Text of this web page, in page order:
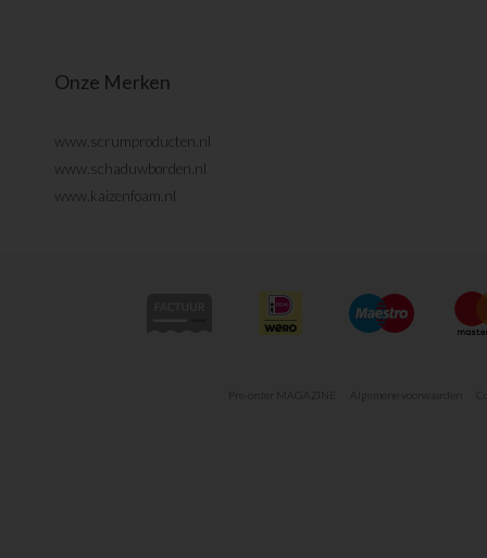
Onze Merken
www.scrumproducten.nl
www.schaduwborden.nl
www.kaizenfoam.nl
Pre-order MAGAZINE Algemene voorwaarden